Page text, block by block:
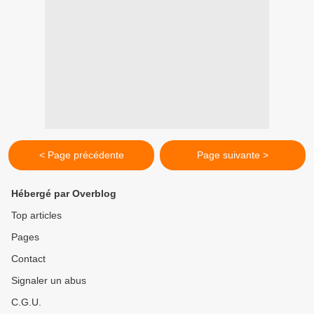
< Page précédente Page suivante >
Hébergé par Overblog
Top articles
Pages
Contact
Signaler un abus
C.G.U.